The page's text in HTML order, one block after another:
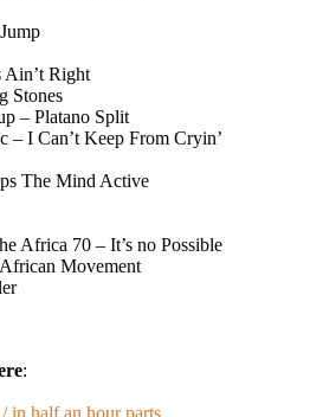
Ain’t Right
Stones
– Platano Split
– I Can’t Keep From Cryin’
The Mind Active
Africa 70 – It’s no Possible
Movement
:
in half an hour parts